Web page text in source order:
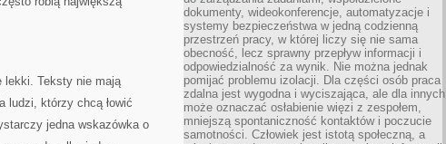
lekki. Teksty nie mają
ludzi, którzy chcą łowić
jedna wskazówka o
dokumenty, wideokonferencje, automatyzacje i
systemy bezpieczeństwa w jedną codzienną
przestrzeń pracy, w której liczy się nie sama
obecność, lecz sprawny przepływ informacji i
odpowiedzialność za wynik. Nie można jednak
pomijać problemu izolacji. Dla części osób praca
zdalna jest wygodna i wyciszająca, ale dla innych
może oznaczać osłabienie więzi z zespołem,
mniejszą spontaniczność kontaktów i poczucie
samotności. Człowiek jest istotą społeczną, a